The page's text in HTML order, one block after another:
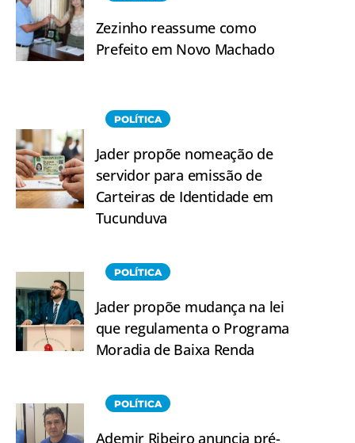
Zezinho reassume como
Prefeito em Novo Machado
POLÍTICA
Jader propõe nomeação de
servidor para emissão de
Carteiras de Identidade em
Tucunduva
POLÍTICA
Jader propõe mudança na lei
que regulamenta o Programa
Moradia de Baixa Renda
POLÍTICA
Ademir Ribeiro anuncia pré-